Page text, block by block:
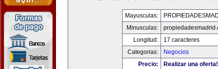
Mayusculas:
Minusculas:
Longitud:
17 caracteres
Categorias:
Negocios
Precio:
Realizar una oferta!